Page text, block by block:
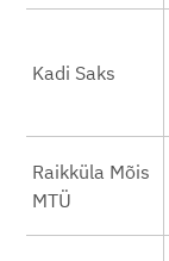
Kadi Saks
Raikküla Mõis
MTÜ